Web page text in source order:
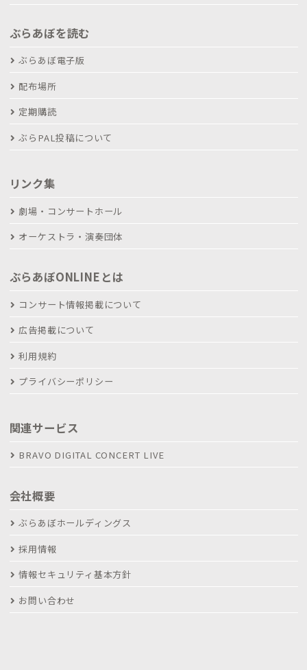
ぶらあぼを読む
ぶらあぼ電子版
配布場所
定期購読
ぶらPAL投稿について
リンク集
劇場・コンサートホール
オーケストラ・演奏団体
ぶらあぼONLINEとは
コンサート情報掲載について
広告掲載について
利用規約
プライバシーポリシー
関連サービス
BRAVO DIGITAL CONCERT LIVE
会社概要
ぶらあぼホールディングス
採用情報
情報セキュリティ基本方針
お問い合わせ